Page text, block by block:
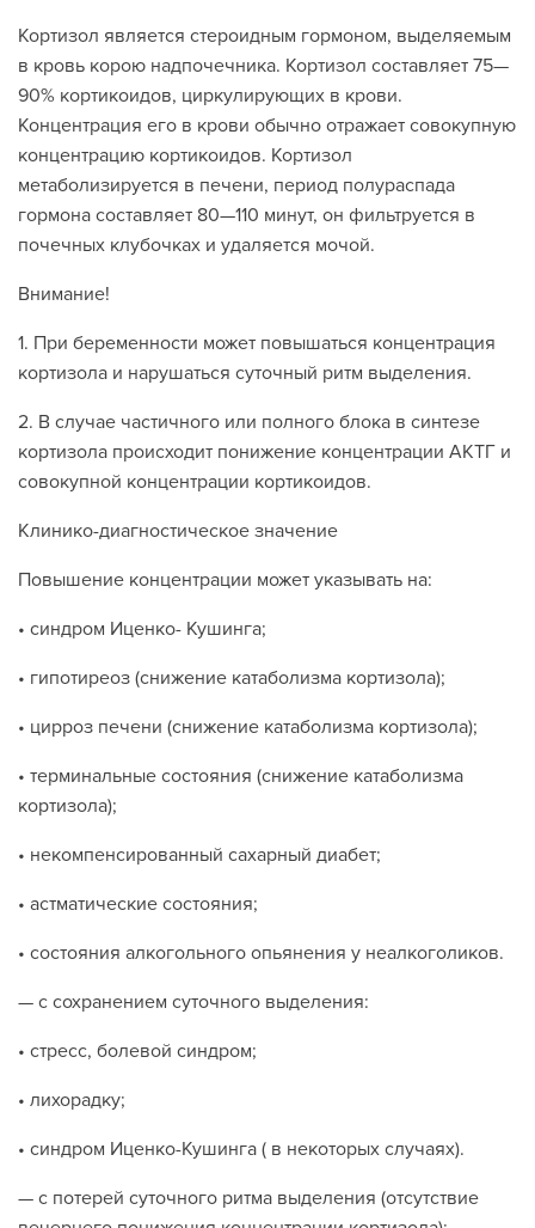
Кортизол является стероидным гормоном, выделяемым
в кровь корою надпочечника. Кортизол составляет 75—
90% кортикоидов, циркулирующих в крови.
Концентрация его в крови обычно отражает совокупную
концентрацию кортикоидов. Кортизол
метаболизируется в печени, период полураспада
гормона составляет 80—110 минут, он фильтруется в
почечных клубочках и удаляется мочой.
Внимание!
1. При беременности может повышаться концентрация
кортизола и нарушаться суточный ритм выделения.
2. В случае частичного или полного блока в синтезе
кортизола происходит понижение концентрации АКТГ и
совокупной концентрации кортикоидов.
Клинико-диагностическое значение
Повышение концентрации может указывать на:
• синдром Иценко- Кушинга;
• гипотиреоз (снижение катаболизма кортизола);
• цирроз печени (снижение катаболизма кортизола);
• терминальные состояния (снижение катаболизма
кортизола);
• некомпенсированный сахарный диабет;
• астматические состояния;
• состояния алкогольного опьянения у неалкоголиков.
— с сохранением суточного выделения:
• стресс, болевой синдром;
• лихорадку;
• синдром Иценко-Кушинга ( в некоторых случаях).
— с потерей суточного ритма выделения (отсутствие